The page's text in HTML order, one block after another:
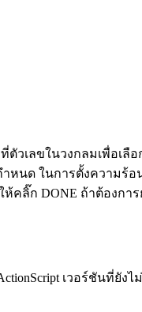
วเลขในวงกลมเพื่อเ
ด ในการตั้งความร้อ
ห้คลิ๊ก DONE ถ้าต้อง
เวอร์ชันที่ยังไ